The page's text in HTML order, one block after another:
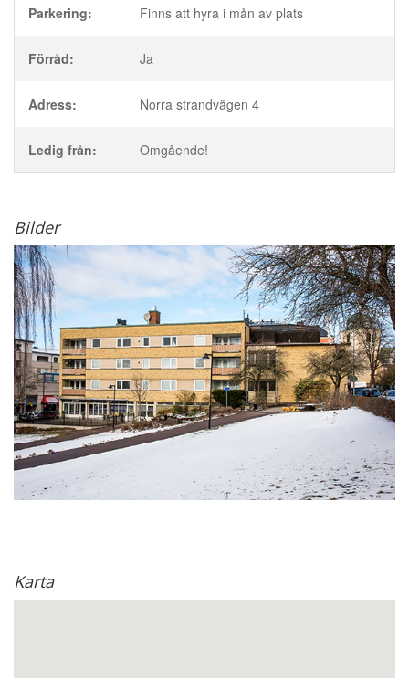
Parkering: Finns att hyra i mån av plats
Förråd: Ja
Adress: Norra strandvägen 4
Ledig från: Omgående!
Bilder
Karta